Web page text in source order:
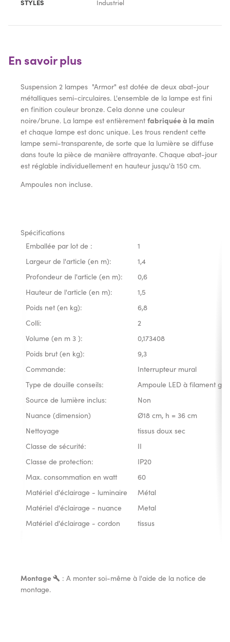
STYLES
Industriel
En savoir plus
Suspension 2 lampes "Armor" est dotée de deux abat-jour
métalliques semi-circulaires. L'ensemble de la lampe est fini
en finition couleur bronze. Cela donne une couleur
noire/brune. La lampe est entièrement fabriquée à la main
et chaque lampe est donc unique. Les trous rendent cette
lampe semi-transparente, de sorte que la lumière se diffuse
dans toute la pièce de manière attrayante. Chaque abat-jour
est réglable individuellement en hauteur jusqu'à 150 cm.
Ampoules non incluse.
Spécifications
Emballée par lot de :
1
Largeur de l'article (en m):
1,4
Profondeur de l'article (en m):
0,6
Hauteur de l'article (en m):
1,5
Poids net (en kg):
6,8
Colli:
2
Volume (en m 3 ):
0,173408
Poids brut (en kg):
9,3
Commande:
Interrupteur mural
Type de douille conseils:
Ampoule LED à filament
Source de lumière inclus:
Non
Nuance (dimension)
Ø18 cm, h = 36 cm
Nettoyage
tissus doux sec
Classe de sécurité:
II
Classe de protection:
IP20
Max. consommation en watt
60
Matériel d'éclairage - luminaire
Métal
Matériel d'éclairage - nuance
Metal
Matériel d'éclairage - cordon
tissus
Montage
: A monter soi-même à l'aide de la notice de
montage.